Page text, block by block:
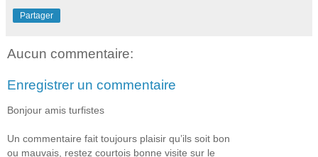
Partager
Aucun commentaire:
Enregistrer un commentaire
Bonjour amis turfistes
Un commentaire fait toujours plaisir qu’ils soit bon
ou mauvais, restez courtois bonne visite sur le